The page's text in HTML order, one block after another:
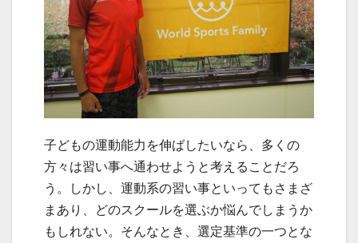
子どもの運動能力を伸ばしたいなら、多くの
方々は習い事へ通わせようと考えることだろ
う。しかし、運動系の習い事といってもさまざ
まあり、どのスクールを選ぶか悩んでしまうか
もしれない。そんなとき、選定基準の一つとな